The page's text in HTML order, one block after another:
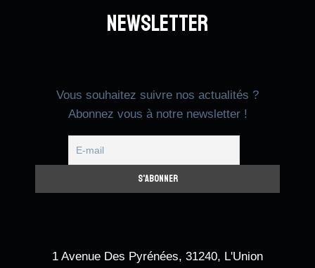
Newsletter
Vous souhaitez suivre nos actualités ?
Abonnez vous à notre newsletter !
1 Avenue Des Pyrénées, 31240, L'Union